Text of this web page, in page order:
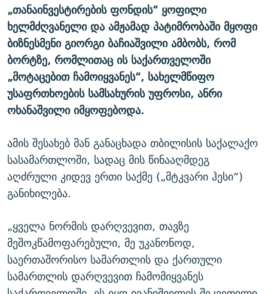
„თანაინვესტირების ფონდის“ ყოფილი
ხელმძღვანელი და ამჟამად პატიმრობაში მყოფი
ბიზნესმენი გიორგი ბაჩიაშვილი ამბობს, რომ
ბორტზე, რომლითაც ის საქართველოში
„მოტაცებით ჩამოიყვანეს“, სახელმწიფო
უსაფრთხოების სამსახურის უფროსი, ანრი
ოხანაშვილი იმყოფებოდა.
ამის შესახებ მან განაცხადა თბილისის საქალაქო
სასამართლოში, სადაც მის წინააღმდეგ
აღძრული კიდევ ერთი საქმე („მტკვარი ჰესი“)
განიხილება.
„ყველა ნორმის დარღვევით, თავზე
მეშოკწამოფარებული, მე უკანონოდ,
საერთაშორისო სამართლის და ქართული
სამართლის დარღვევით ჩამომიყვანეს